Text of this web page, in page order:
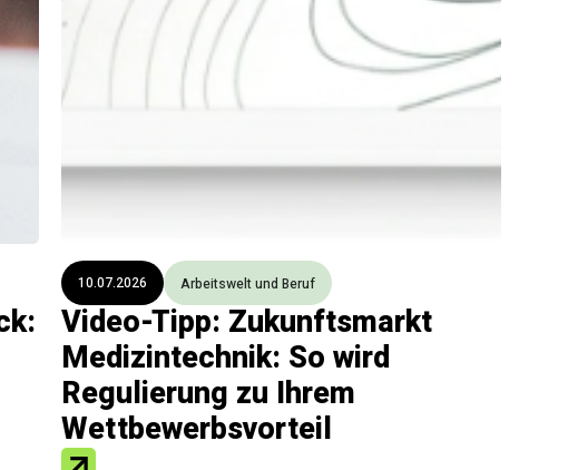
10.07.2026 Arbeitswelt und Beruf
Video-Tipp: Zukunftsmarkt
Medizintechnik: So wird
Regulierung zu Ihrem
Wettbewerbsvorteil